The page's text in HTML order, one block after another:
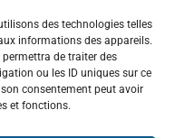
des technologies telles
informations des appareils.
de traiter des
ou les ID uniques sur ce
consentement peut avoir
et fonctions.